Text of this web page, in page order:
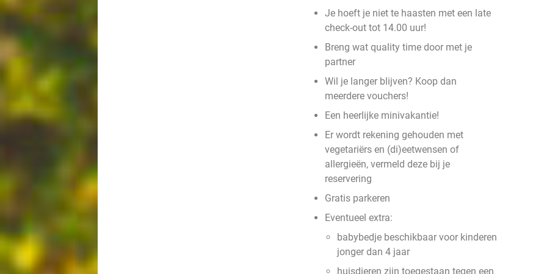
Je hoeft je niet te haasten met een late
check-out tot 14.00 uur!
Breng wat quality time door met je
partner
Wil je langer blijven? Koop dan
meerdere vouchers!
Een heerlijke minivakantie!
Er wordt rekening gehouden met
vegetariërs en (di)eetwensen of
allergieën, vermeld deze bij je
reservering
Gratis parkeren
Eventueel extra:
babybedje beschikbaar voor kinderen
jonger dan 4 jaar
huisdieren zijn toegestaan tegen een